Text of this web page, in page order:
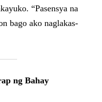
“Pasensya na
bago ako naglakas-
ng Bahay